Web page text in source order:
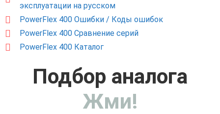
эксплуатации на русском
PowerFlex 400 Ошибки / Коды ошибок
PowerFlex 400 Сравнение серий
PowerFlex 400 Каталог
Подбор аналога
Жми!